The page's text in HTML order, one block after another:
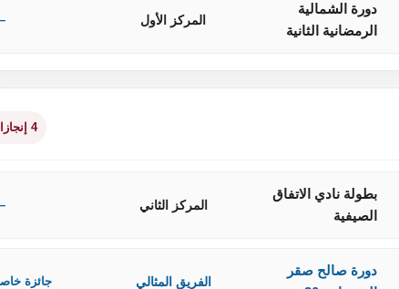
دورة الشمالية
الرمضانية الثانية
المركز الأول
4 إنجازات
بطولة نادي الاتفاق
الصيفية
المركز الثاني
دورة صالح صقر
الفريق المثالي جائزة